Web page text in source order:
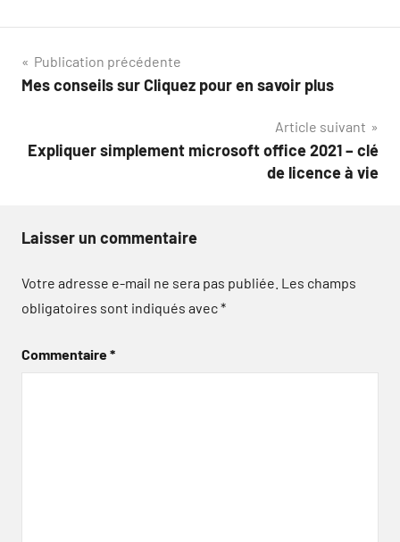
Navigation
de
Publication précédente
Mes conseils sur Cliquez pour en savoir plus
Article suivant
Expliquer simplement microsoft office 2021 – clé
de licence à vie
Laisser un commentaire
Votre adresse e-mail ne sera pas publiée. Les champs
obligatoires sont indiqués avec*
Commentaire*